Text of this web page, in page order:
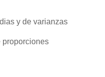
y de varianzas
proporciones